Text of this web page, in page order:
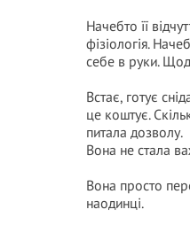
Начебто її
фізіологія.
себе в руки.
Встає, готує
це коштує.
питала дозволу.
Вона не стала
Вона просто
наодинці.